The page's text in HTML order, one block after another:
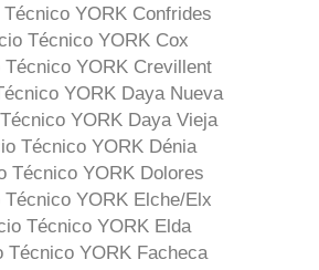
YORK Confrides
Técnico YORK Cox
Técnico YORK Crevillent
YORK Daya Nueva
YORK Daya Vieja
Técnico YORK Dénia
Técnico YORK Dolores
Técnico YORK Elche/Elx
Técnico YORK Elda
Técnico YORK Facheca